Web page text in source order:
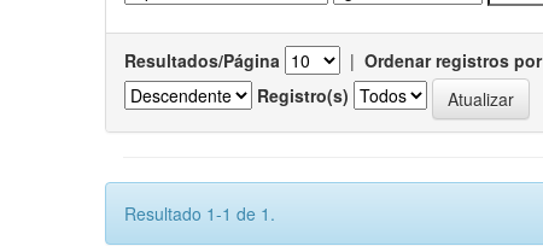
Resultados/Página | Ordenar registros por
Registro(s)
Resultado 1-1 de 1.